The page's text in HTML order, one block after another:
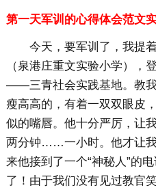
第一天军训的心得体会范文
今天，要军训了，我提
（泉港庄重文实验小学），
——三青社会实践基地。教
瘦高高的，有着一双双眼皮
似的嘴唇。他十分严厉，让
两分钟……一小时。他才让
来他接到了一个“神秘人”的
了！由于我们没有见过教官